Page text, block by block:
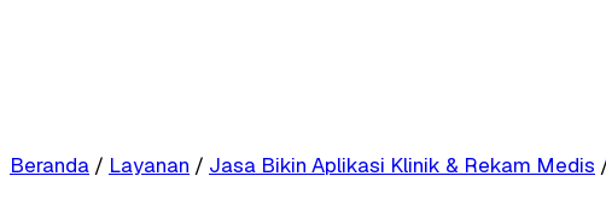
Beranda / Layanan / Jasa Bikin Aplikasi Klinik & Rekam Medis